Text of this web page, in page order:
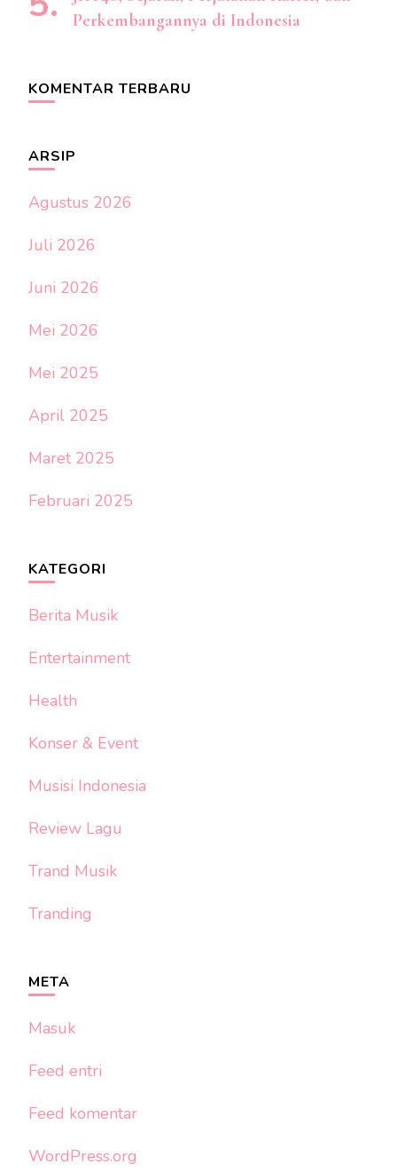
Perkembangannya di Indonesia
KOMENTAR TERBARU
ARSIP
Agustus 2026
Juli 2026
Juni 2026
Mei 2026
Mei 2025
April 2025
Maret 2025
Februari 2025
KATEGORI
Berita Musik
Entertainment
Health
Konser & Event
Musisi Indonesia
Review Lagu
Trand Musik
Tranding
META
Masuk
Feed entri
Feed komentar
WordPress.org